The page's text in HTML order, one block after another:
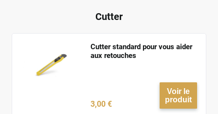
Cutter
Cutter standard pour vous aider
aux retouches
3,00 €
Voir le
produit